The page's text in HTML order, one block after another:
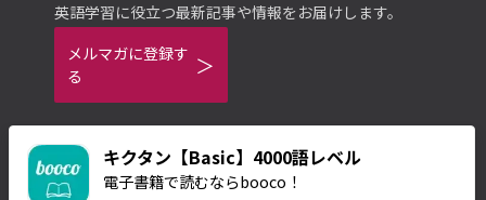
キクタン【Basic】4000語レベル
電子書籍で読むならbooco！
英語学習に役立つ最新記事や情報をお届けします。
メルマガに登録す
る